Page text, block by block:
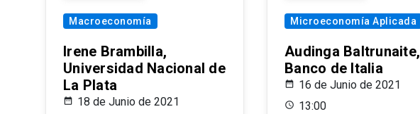
Macroeconomía
Irene Brambilla,
Universidad Nacional de
La Plata
18 de Junio de 2021
Microeconomía Aplicada
Audinga Baltrunaite,
Banco de Italia
16 de Junio de 2021
13:00